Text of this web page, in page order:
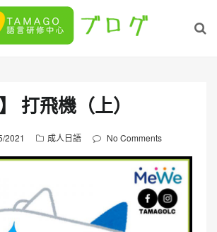
打飛機（上）
2021 成人日語 No Comments